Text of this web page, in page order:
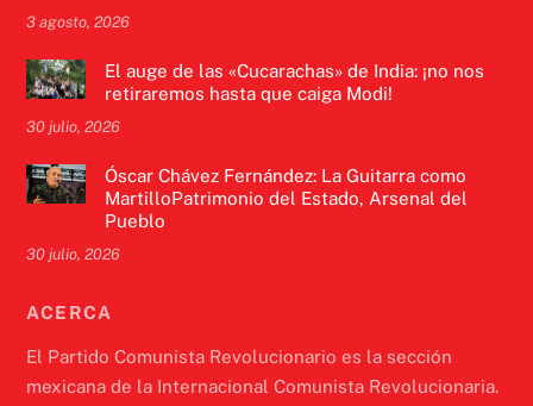
3 agosto, 2026
El auge de las «Cucarachas» de India: ¡no nos
retiraremos hasta que caiga Modi!
30 julio, 2026
Óscar Chávez Fernández: La Guitarra como
MartilloPatrimonio del Estado, Arsenal del
Pueblo
30 julio, 2026
ACERCA
El Partido Comunista Revolucionario es la sección
mexicana de la Internacional Comunista Revolucionaria.